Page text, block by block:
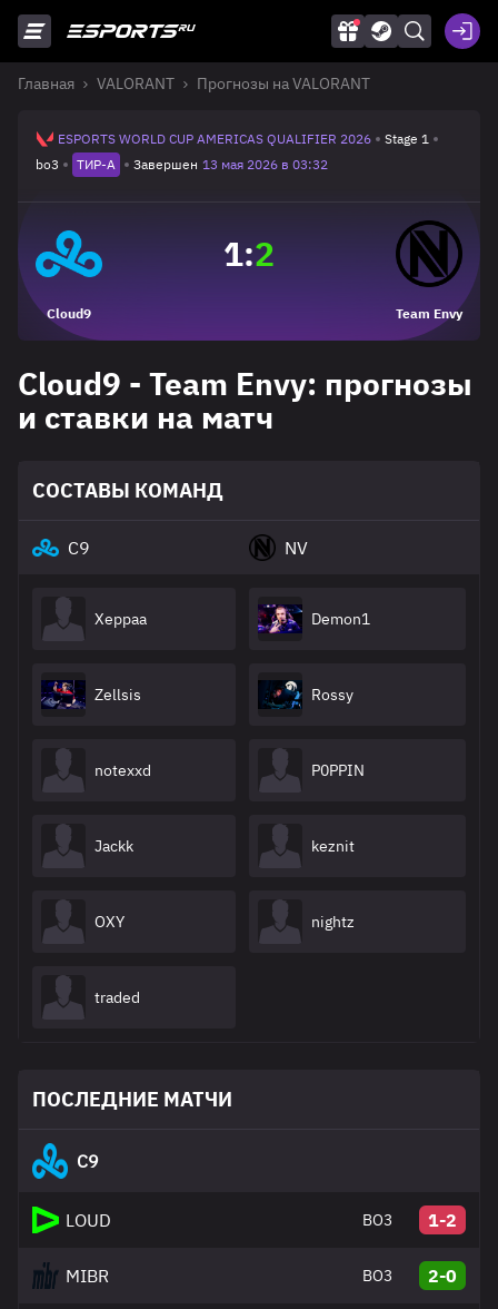
Главная VALORANT Прогнозы на VALORANT
ESPORTS WORLD CUP AMERICAS QUALIFIER 2026
Stage 1
bo3
ТИР-A Завершен 13 мая 2026 в 03:32
Cloud9
1:2
Team Envy
Cloud9 - Team Envy: прогнозы
и ставки на матч
СОСТАВЫ КОМАНД
C9
Xeppaa
Zellsis
notexxd
Jackk
OXY
traded
NV
Demon1
Rossy
P0PPIN
keznit
nightz
ПОСЛЕДНИЕ МАТЧИ
C9
LOUD BO3 1-2
MIBR BO3 2-0